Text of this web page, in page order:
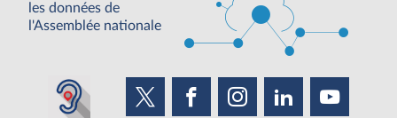
les données de
l'Assemblée nationale